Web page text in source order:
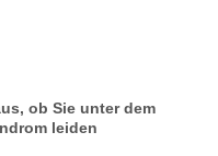
ob Sie unter dem
leiden